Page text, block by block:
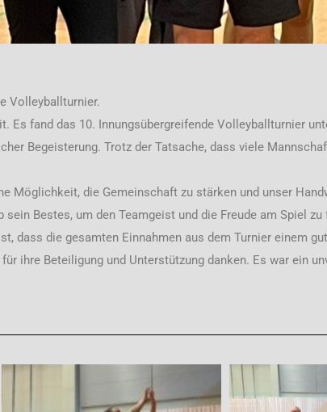
Volleyballturnier.
Es fand das 10. Innungsübergreifende Volleyballturnier
Begeisterung. Trotz der Tatsache, dass viele
Möglichkeit, die Gemeinschaft zu stärken und unser
Bestes, um den Teamgeist und die Freude am Spiel zu
dass die gesamten Einnahmen aus dem Turnier einem
ihre Beteiligung und Unterstützung danken. Es war ein